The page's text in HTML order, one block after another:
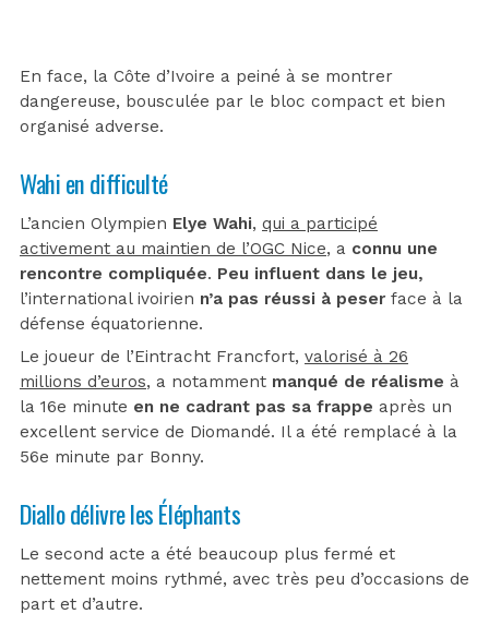
En face, la Côte d’Ivoire a peiné à se montrer
dangereuse, bousculée par le bloc compact et bien
organisé adverse.
Wahi en difficulté
L’ancien Olympien Elye Wahi, qui a participé
activement au maintien de l’OGC Nice, a connu une
rencontre compliquée. Peu influent dans le jeu,
l’international ivoirien n’a pas réussi à peser face à la
défense équatorienne.
Le joueur de l’Eintracht Francfort, valorisé à 26
millions d’euros, a notamment manqué de réalisme à
la 16e minute en ne cadrant pas sa frappe après un
excellent service de Diomandé. Il a été remplacé à la
56e minute par Bonny.
Diallo délivre les Éléphants
Le second acte a été beaucoup plus fermé et
nettement moins rythmé, avec très peu d’occasions de
part et d’autre.